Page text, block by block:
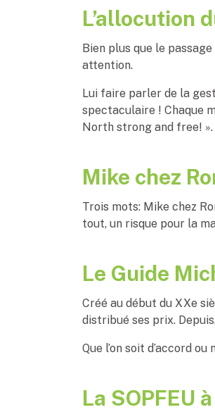
L’allocution
Bien plus que le
attention.
Lui faire parler de la
spectaculaire ! Chaque
North strong and free! ».
Mike chez
Trois mots: Mike chez
tout, un risque pour la
Le Guide
Créé au début du XXe
distribué ses prix.
Que l’on soit d’accord
La SOPFEU